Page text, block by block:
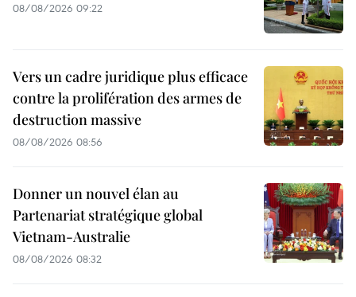
08/08/2026 09:22
Vers un cadre juridique plus efficace
contre la prolifération des armes de
destruction massive
08/08/2026 08:56
Donner un nouvel élan au
Partenariat stratégique global
Vietnam-Australie
08/08/2026 08:32